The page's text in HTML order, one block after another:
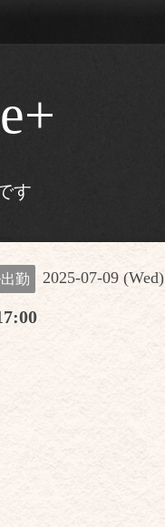
す
勤 2025-07-09 (Wed)